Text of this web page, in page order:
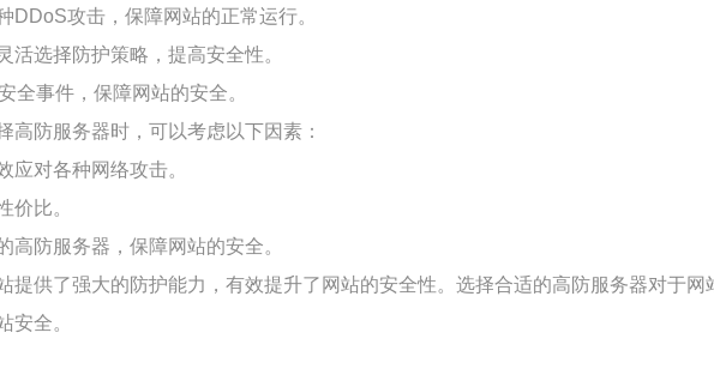
攻击，保障网站的正常运行。
选择防护策略，提高安全性。
全事件，保障网站的安全。
防服务器时，可以考虑以下因素：
对各种网络攻击。
价比。
防服务器，保障网站的安全。
供了强大的防护能力，有效提升了网站的安全性。选择合适的高防服务器对于
安全。